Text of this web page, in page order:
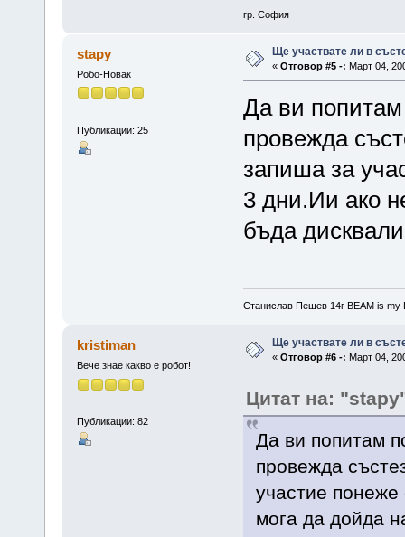
гр. София
stapy
Робо-Новак
Публикации: 25
Ще участвате ли в
« Отговор #5 -: Март 04,
Да ви
провежда
запиша за
3 дни.Ии ако
бъда
Станислав Пешев 14г BEAM is my
kristiman
Вече знае какво е робот!
Публикации: 82
Ще участвате ли в
« Отговор #6 -: Март 04,
Цитат на:
Да ви попитам
провежда
участие понеже
мога да дойда